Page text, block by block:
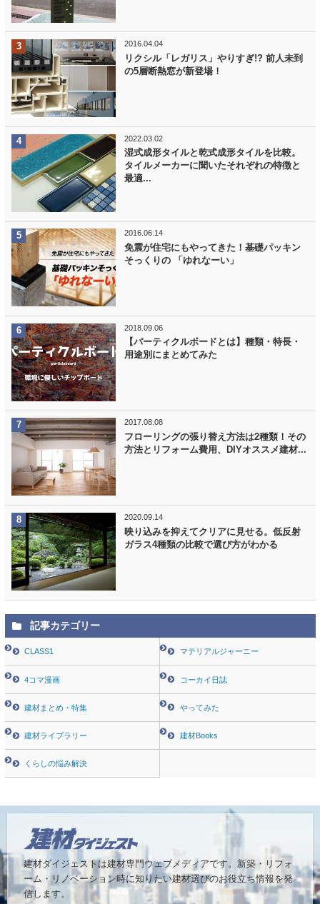
2016.04.04
リクシル「レガリス」やりすぎ!? 前人未到
の5層断熱窓が新登場！
2022.03.02
湿式成形タイルと乾式成形タイルを比較。
タイルメーカーに聞いたそれぞれの特徴と
最適...
2016.06.14
免震が住宅にもやってきた！基礎パッキン
そっくりの 「ゆれなーい」
2018.09.06
【パーティクルボードとは】種類・特長・
用途別にまとめてみた
2017.08.08
フローリングの張り替え方法は2種類！その
方法とリフォーム費用、DIYオススメ建材...
2020.09.14
映り込みを抑えてクリアに見せる。低反射
ガラス4種類の比較で選び方がわかる
記事カテゴリー
CLASS1 マテリアルジャーニー
4コマ漫画 コーカイ日誌
建材まとめ・特集 やってみた
建材ライブラリー 建材Books
くらしの悩み解決
建材ダイジェストは建材専門ウェブメディアです。 新築・リフォ
ーム・リノベーション時に知りたい建材選びのお役立ち情報を発
信します。